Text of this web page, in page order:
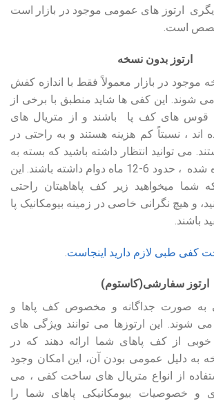
ارتوز های عمومی موجود در بازار است
است.
ارتوز بدون نسخه
موجود در بازار معمولاً فقط با اندازه کفش
شوند. این کفی ها شاید منطبق با برخی از
های کف پا ‌ باشند و از متریال های
، نسبتاً کم هزینه هستند و به راحتی در
می توانید انتظار داشته باشید که بسته به
کیفیت مواد استفاده شده ‌ ، حدود 6-12 ماه دوام داشته باشند. این
شما میخواهید زیر کف پاهاهیتان راحتی
و هیچ نگرانی خاصی در زمینه بیومکانیک پا
باشند.
کفی طبی لازم دارید اینجاست
ارتوز سفارشی(کاستوم)
به صورت جداگانه و مخصوص کف پاها و
این ارتوزها می توانند ویژگی های
خوبی از کف پاهای شما ارائه دهند که در
به دلیل عمومی بودن آن، این امکان وجود
از انواع متریال های ساخت کفی ، می
و خصوصیات بیومکانیکی پاهای شما را